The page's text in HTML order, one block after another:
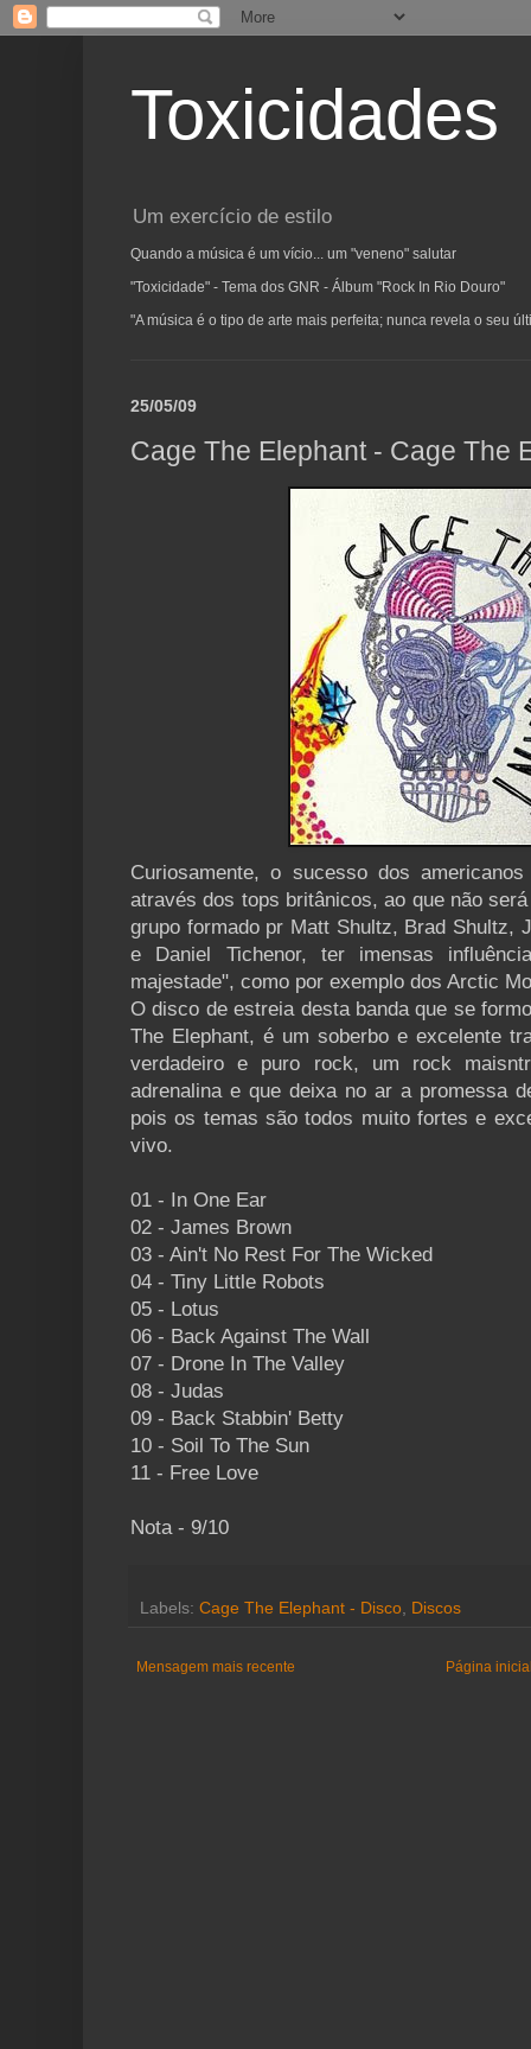
Toxicidades
Um exercício de estilo
Quando a música é um vício... um "veneno" salutar
"Toxicidade" - Tema dos GNR - Álbum "Rock In Rio Douro"
"A música é o tipo de arte mais perfeita; nunca revela o seu
25/05/09
Cage The Elephant - Cage The
Curiosamente, o sucesso dos
através dos tops britânicos, ao que não
grupo formado pr Matt Shultz, Brad Shultz,
e Daniel Tichenor, ter imensas
majestade", como por exemplo dos Arctic
O disco de estreia desta banda que se
The Elephant, é um soberbo e excelente
verdadeiro e puro rock, um rock
adrenalina e que deixa no ar a promessa
pois os temas são todos muito fortes e
vivo.
01 - In One Ear
02 - James Brown
03 - Ain't No Rest For The Wicked
04 - Tiny Little Robots
05 - Lotus
06 - Back Against The Wall
07 - Drone In The Valley
08 - Judas
09 - Back Stabbin' Betty
10 - Soil To The Sun
11 - Free Love
Nota - 9/10
Labels: Cage The Elephant - Disco, Discos
Mensagem mais recente Página